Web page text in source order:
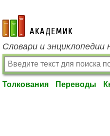
academic.ru
Словари и энциклопедии
Толкования Переводы